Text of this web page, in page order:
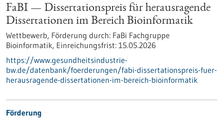
FaBI — Dissertationspreis für herausragende
Dissertationen im Bereich Bioinformatik
Wettbewerb, Förderung durch: FaBi Fachgruppe
Bioinformatik, Einreichungsfrist: 15.05.2026
https://www.gesundheitsindustrie-
bw.de/datenbank/foerderungen/fabi-dissertationspreis-fuer-
herausragende-dissertationen-im-bereich-bioinformatik
Förderung